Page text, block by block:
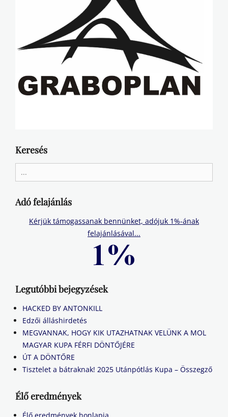
Keresés
for:
Adó felajánlás
Kérjük támogassanak bennünket, adójuk 1%-ának
felajánlásával...
Legutóbbi bejegyzések
HACKED BY ANTONKILL
Edzői álláshirdetés
MEGVANNAK, HOGY KIK UTAZHATNAK VELÜNK A MOL
MAGYAR KUPA FÉRFI DÖNTŐJÉRE
ÚT A DÖNTŐRE
Tisztelet a bátraknak! 2025 Utánpótlás Kupa – Összegző
Élő eredmények